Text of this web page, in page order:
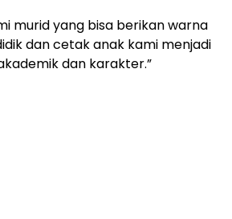
murid yang bisa berikan warna
dan cetak anak kami menjadi
dan karakter.”